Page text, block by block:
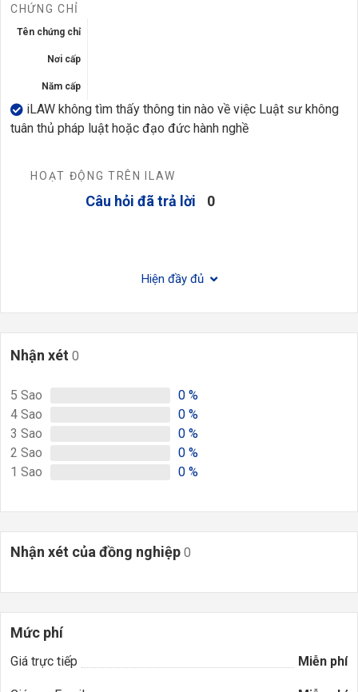
CHỨNG CHỈ
Tên chứng chỉ
Nơi cấp
Năm cấp
iLAW không tìm thấy thông tin nào về việc Luật sư không
tuân thủ pháp luật hoặc đạo đức hành nghề
HOẠT ĐỘNG TRÊN ILAW
Câu hỏi đã trả lời 0
Hiện đầy đủ
Nhận xét 0
5 Sao 0 %
4 Sao 0 %
3 Sao 0 %
2 Sao 0 %
1 Sao 0 %
Nhận xét của đồng nghiệp 0
Mức phí
Giá trực tiếp Miễn phí